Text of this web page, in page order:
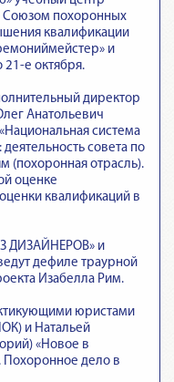
Союзом похоронных
квалификации
и
21-е октября.
директор
Анатольевич
система
совета по
(похоронная отрасль).
оценке
квалификаций в
ДИЗАЙНЕРОВ» и
дефиле траурной
Изабелла Рим.
юристами
и Натальей
«Новое в
Похоронное дело в